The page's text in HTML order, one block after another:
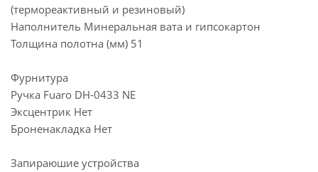
(термореактивный и резиновый)
Наполнитель Минеральная вата и гипсокартон
Толщина полотна (мм) 51
Фурнитура
Ручка Fuaro DH-0433 NE
Эксцентрик Нет
Броненакладка Нет
Запираюшие устройства